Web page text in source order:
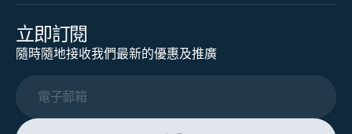
立即訂閱
隨時隨地接收我們最新的優惠及推廣
電子郵箱